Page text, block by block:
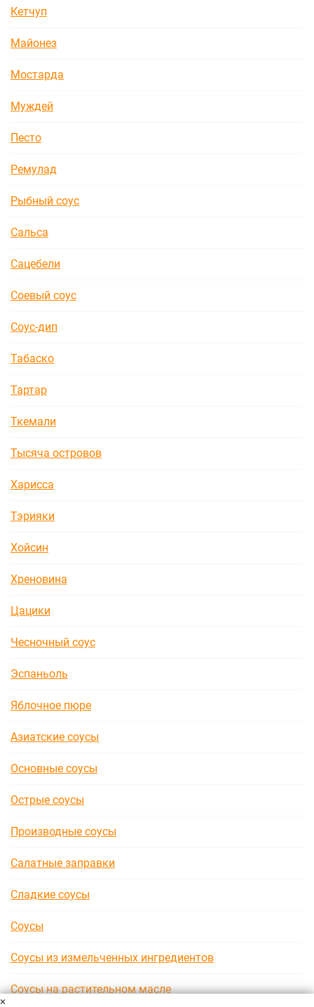
Кетчуп
Майонез
Мостарда
Муждей
Песто
Ремулад
Рыбный соус
Сальса
Сацебели
Соевый соус
Соус-дип
Табаско
Тартар
Ткемали
Тысяча островов
Харисса
Тэрияки
Хойсин
Хреновина
Цацики
Чесночный соус
Эспаньоль
Яблочное пюре
Азиатские соусы
Основные соусы
Острые соусы
Производные соусы
Салатные заправки
Сладкие соусы
Соусы
Соусы из измельченных ингредиентов
Соусы на растительном масле
×